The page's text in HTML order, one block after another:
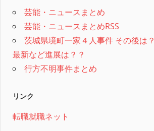
芸能・ニュースまとめ
芸能・ニュースまとめRSS
茨城県境町一家４人事件 その後は？
最新など進展は？？
行方不明事件まとめ
リンク
転職就職ネット